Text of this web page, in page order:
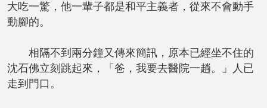
大吃一驚，他一輩子都是和平主義者，從來不會動手
動腳的。
相隔不到兩分鐘又傳來簡訊，原本已經坐不住的
沈石佛立刻跳起來，「爸，我要去醫院一趟。」人已
走到門口。